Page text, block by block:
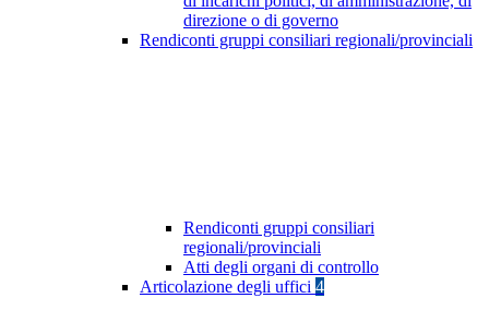
direzione o di governo
Rendiconti gruppi consiliari regionali/provinciali
Rendiconti gruppi consiliari
regionali/provinciali
Atti degli organi di controllo
Articolazione degli uffici 4